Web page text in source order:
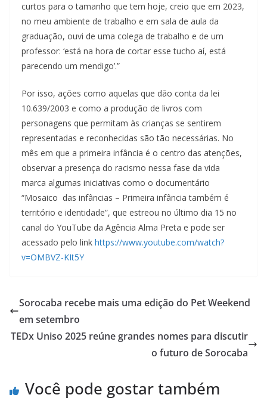
curtos para o tamanho que tem hoje, creio que em 2023,
no meu ambiente de trabalho e em sala de aula da
graduação, ouvi de uma colega de trabalho e de um
professor: ‘está na hora de cortar esse tucho aí, está
parecendo um mendigo’.”
Por isso, ações como aquelas que dão conta da lei
10.639/2003 e como a produção de livros com
personagens que permitam às crianças se sentirem
representadas e reconhecidas são tão necessárias. No
mês em que a primeira infância é o centro das atenções,
observar a presença do racismo nessa fase da vida
marca algumas iniciativas como o documentário
“Mosaico das infâncias – Primeira infância também é
território e identidade”, que estreou no último dia 15 no
canal do YouTube da Agência Alma Preta e pode ser
acessado pelo link https://www.youtube.com/watch?
v=OMBVZ-KIt5Y
Sorocaba recebe mais uma edição do Pet Weekend
em setembro
TEDx Uniso 2025 reúne grandes nomes para discutir
o futuro de Sorocaba
Você pode gostar também